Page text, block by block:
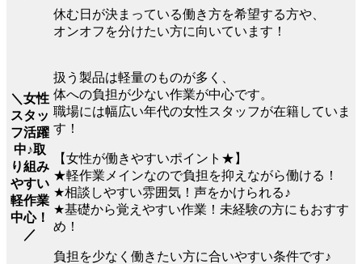
休む日が決まっている働き方を希望する方や、
オンオフを分けたい方に向いています！
＼女性
スタッ
フ活躍
中♪取
り組み
やすい
軽作業
中心！
／
扱う製品は軽量のものが多く、
体への負担が少ない作業が中心です。
職場には幅広い年代の女性スタッフが在籍していま
す！
【女性が働きやすいポイント★】
★軽作業メインなので負担を抑えながら働ける！
★相談しやすい雰囲気！声をかけられる♪
★基礎から覚えやすい作業！未経験の方にもおすす
め！
負担を少なく働きたい方に合いやすい条件です♪